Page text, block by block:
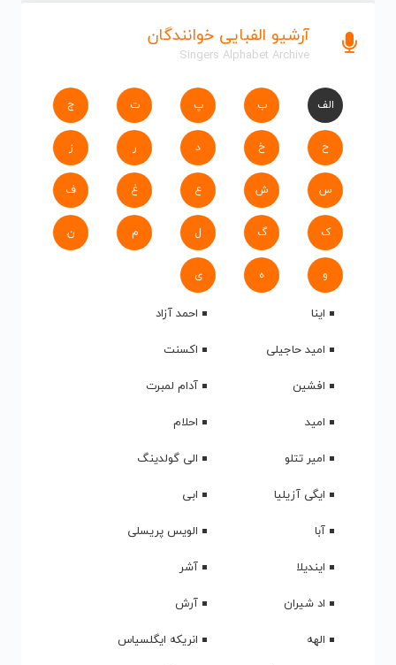
آرشیو الفبایی خوانندگان
Singers Alphabet Archive
الف ب پ ت ج
ح خ د ر ز
س ش ع غ ف
ک گ ل م ن
و ه ی
اینا
احمد آزاد
امید حاجیلی
اکسنت
افشین
آدام لمبرت
امید
احلام
امیر تتلو
الی گولدینگ
ایگی آزیلیا
ابی
آبا
الویس پریسلی
ایندیلا
آشر
اد شیران
آرش
الهه
انریکه ایگلسیاس